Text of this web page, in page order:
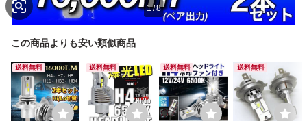
1/8
この商品よりも安い類似商品
送料無料 送料無料 送料無料 送料無料